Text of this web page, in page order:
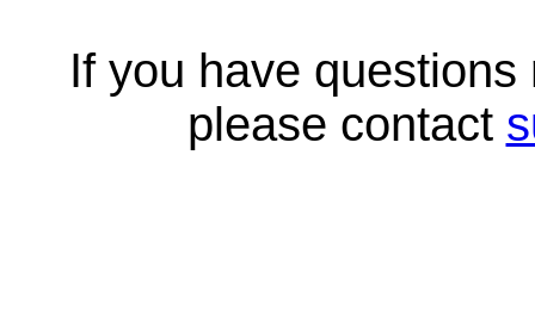
If you have
please contact